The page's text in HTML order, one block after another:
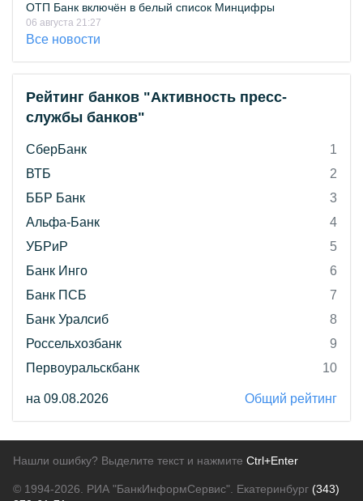
ОТП Банк включён в белый список Минцифры
06 августа 21:27
Все новости
Рейтинг банков "Активность пресс-
службы банков"
СберБанк
1
ВТБ
2
ББР Банк
3
Альфа-Банк
4
УБРиР
5
Банк Инго
6
Банк ПСБ
7
Банк Уралсиб
8
Россельхозбанк
9
Первоуральскбанк
10
на 09.08.2026 Общий рейтинг
Нашли ошибку? Выделите текст и нажмите Ctrl+Enter
© 1994-2026. РИА "БанкИнформСервис". Екатеринбург (343)